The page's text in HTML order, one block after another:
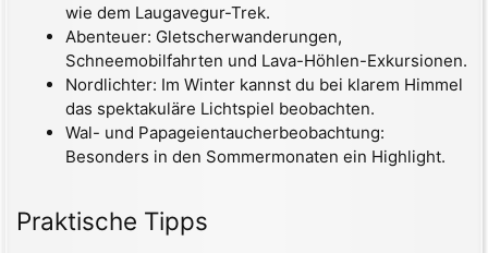
wie dem Laugavegur-Trek.
Abenteuer: Gletscherwanderungen,
Schneemobilfahrten und Lava-Höhlen-Exkursionen.
Nordlichter: Im Winter kannst du bei klarem Himmel
das spektakuläre Lichtspiel beobachten.
Wal- und Papageientaucherbeobachtung:
Besonders in den Sommermonaten ein Highlight.
Praktische Tipps